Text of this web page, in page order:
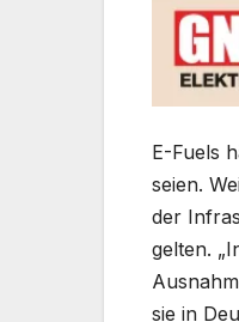
E-Fuels
seien.
der
gelten.
sie in